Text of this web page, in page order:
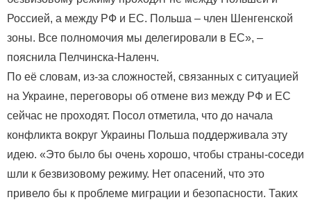
Россией, а между РФ и ЕС. Польша – член Шенгенской
зоны. Все полномочия мы делегировали в ЕС», –
пояснила Пелчинска-Наленч.
По её словам, из-за сложностей, связанных с ситуацией
на Украине, переговоры об отмене виз между РФ и ЕС
сейчас не проходят. Посол отметила, что до начала
конфликта вокруг Украины Польша поддерживала эту
идею. «Это было бы очень хорошо, чтобы страны-соседи
шли к безвизовому режиму. Нет опасений, что это
привело бы к проблеме миграции и безопасности. Таких